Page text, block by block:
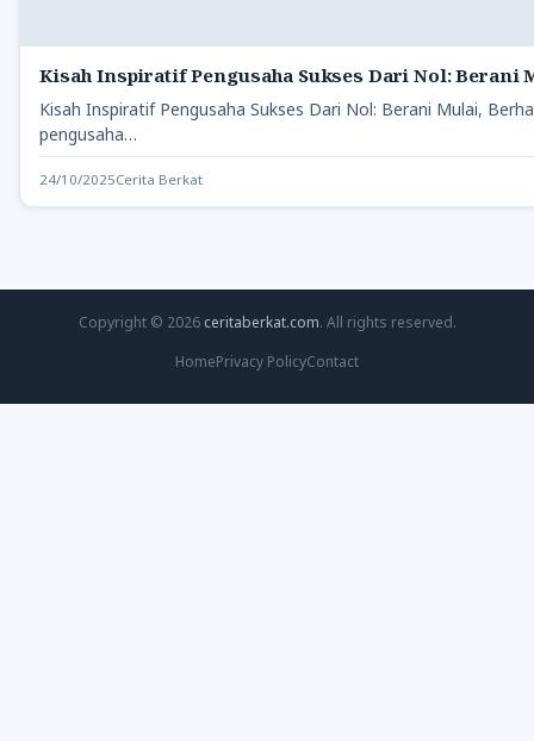
Kisah Inspiratif Pengusaha Sukses Dari Nol: Berani
Kisah Inspiratif Pengusaha Sukses Dari Nol: Berani Mulai,
pengusaha…
24/10/2025Cerita Berkat
Copyright © 2026 ceritaberkat.com. All rights reserved.
HomePrivacy PolicyContact